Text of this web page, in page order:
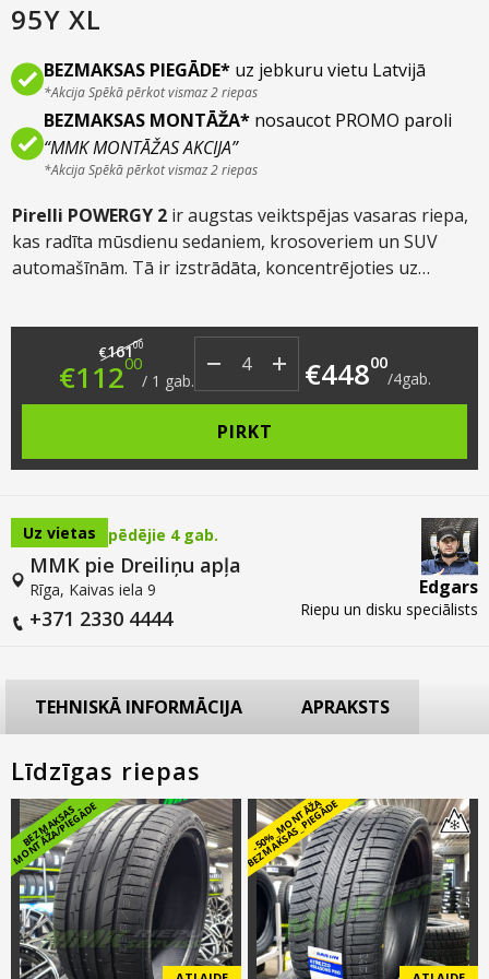
95Y XL
BEZMAKSAS PIEGĀDE* uz jebkuru vietu Latvijā
*Akcija Spēkā pērkot vismaz 2 riepas
BEZMAKSAS MONTĀŽA* nosaucot PROMO paroli
“MMK MONTĀŽAS AKCIJA”
*Akcija Spēkā pērkot vismaz 2 riepas
Pirelli POWERGY 2 ir augstas veiktspējas vasaras riepa,
kas radīta mūsdienu sedaniem, krosoveriem un SUV
automašīnām. Tā ir izstrādāta, koncentrējoties uz
braukšanu, nezaudējot Pirelli raksturīgo vadāmības
precizitāti.
€16100 Original price was: €161.00.
€11200 Current price is: €112.00.
/ 1 gab. €44800
/4gab.
PIRKT
Uz vietas pēdējie 4 gab.
MMK pie Dreiliņu apļa
Rīga, Kaivas iela 9
+371 2330 4444
Edgars
Riepu un disku speciālists
TEHNISKĀ INFORMĀCIJA APRAKSTS
Līdzīgas riepas
B
E
Z
M
A
K
S
A
S
M
O
N
T
Ā
Ž
A
/
PI
E
G
Ā
D
E -
5
0
%
_
M
O
N
T
Ā
Ž
A
B
E
Z
M
A
K
S
A
S
_
PI
E
G
Ā
D
E